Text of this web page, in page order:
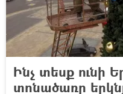
Ինչ տեսք ունի
տոնածառը